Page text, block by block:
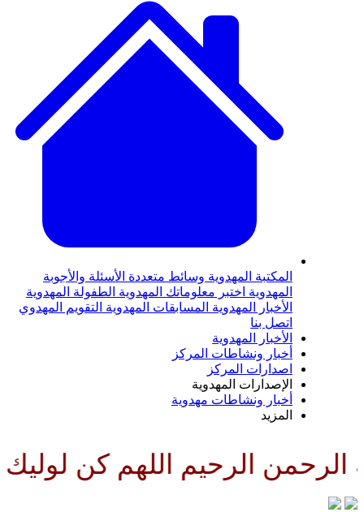
المكتبة المهدوية وسائط متعددة الأسئلة والأجوبة
المهدوية اختبر معلوماتك المهدوية الطفولة المهدوية
الأخبار المهدوية المسابقات المهدوية التقويم المهدوي
اتصل بنا
الأخبار المهدوية
أخبار ونشاطات المركز
اصدارات المركز
الإصدارات المهدوية
أخبار ونشاطات مهدوية
المزيد
الرحيم اللهم كن